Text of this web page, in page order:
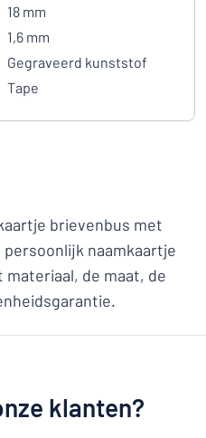
18 mm
1,6 mm
Gegraveerd kunststof
Tape
brievenbus met
naamkaartje
de maat, de
klanten?